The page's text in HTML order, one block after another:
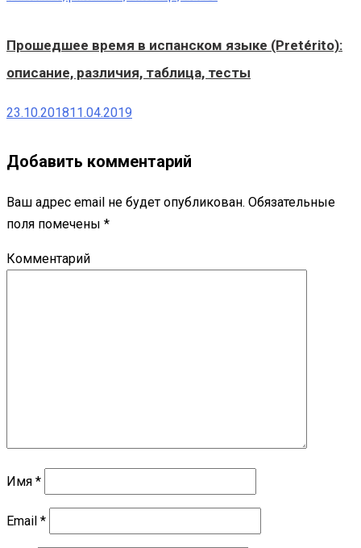
Прошедшее время в испанском языке (Pretérito):
описание, различия, таблица, тесты
23.10.201811.04.2019
Добавить комментарий
Ваш адрес email не будет опубликован. Обязательные
поля помечены *
Комментарий
Имя *
Email *